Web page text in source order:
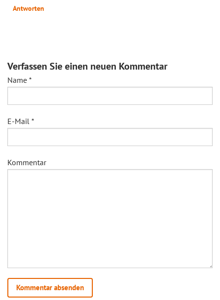
Antworten
Verfassen Sie einen neuen Kommentar
Name *
E-Mail *
Kommentar